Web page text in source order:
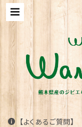
【よくあるご質問】